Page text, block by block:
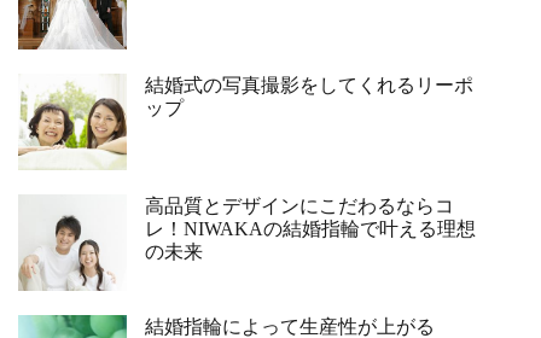
結婚式の写真撮影をしてくれるリーポ
ップ
高品質とデザインにこだわるならコ
レ！NIWAKAの結婚指輪で叶える理想
の未来
結婚指輪によって生産性が上がる